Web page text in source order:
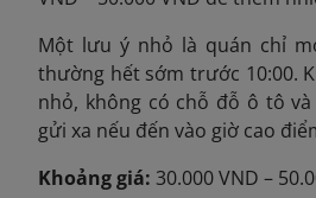
Một lưu ý nhỏ là quán chỉ
thường hết sớm trước 10:00.
nhỏ, không có chỗ đỗ ô tô
gửi xa nếu đến vào giờ cao
Khoảng giá: 30.000 VND –